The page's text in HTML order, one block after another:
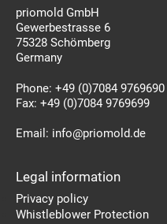
priomold GmbH
Gewerbestrasse 6
75328 Schömberg
Germany
Phone: +49 (0)7084 9769690
Fax: +49 (0)7084 9769699
Email: info@priomold.de
Legal information
Privacy policy
Whistleblower Protection